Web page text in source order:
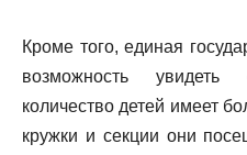
Кроме того, единая
возможность
количество детей имеет
кружки и секции они